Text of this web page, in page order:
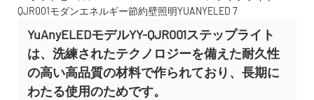
YuAnyELEDモデルYY-QJR001ステップライト
は、洗練されたテクノロジーを備えた耐久性
の高い高品質の材料で作られており、長期に
わたる使用のためです。